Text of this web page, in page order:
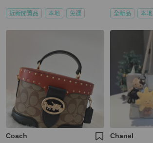
近新閒置品 本地 免運 全新品 本地
Coach Chanel